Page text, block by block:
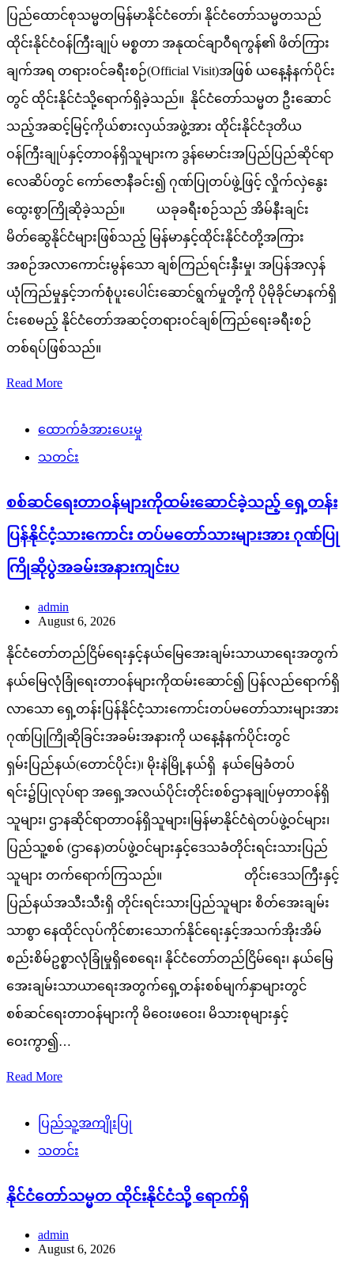
ပြည်ထောင်စုသမ္မတမြန်မာနိုင်ငံတော်၊ နိုင်ငံတော်သမ္မတသည်
ထိုင်းနိုင်ငံဝန်ကြီးချုပ် မစ္စတာ အနုထင်ချာဝီရကွန်၏ ဖိတ်ကြား
ချက်အရ တရားဝင်ခရီးစဉ်(Official Visit)အဖြစ် ယနေ့နံနက်ပိုင်း
တွင် ထိုင်းနိုင်ငံသို့ရောက်ရှိခဲ့သည်။ နိုင်ငံတော်သမ္မတ ဦးဆောင်
သည့်အဆင့်မြင့်ကိုယ်စားလှယ်အဖွဲ့အား ထိုင်းနိုင်ငံဒုတိယ
ဝန်ကြီးချုပ်နှင့်တာဝန်ရှိသူများက ဒွန်မောင်းအပြည်ပြည်ဆိုင်ရာ
လေဆိပ်တွင် ကော်ဇောနီခင်း၍ ဂုဏ်ပြုတပ်ဖွဲ့ဖြင့် လှိုက်လှဲနွေး
ထွေးစွာကြိုဆိုခဲ့သည်။ ယခုခရီးစဉ်သည် အိမ်နီးချင်း
မိတ်ဆွေနိုင်ငံများဖြစ်သည့် မြန်မာနှင့်ထိုင်းနိုင်ငံတို့အကြား
အစဉ်အလာကောင်းမွန်သော ချစ်ကြည်ရင်းနှီးမှု၊ အပြန်အလှန်
ယုံကြည်မှုနှင့်ဘက်စုံပူးပေါင်းဆောင်ရွက်မှုတို့ကို ပိုမိုခိုင်မာနက်ရှိ
င်းစေမည့် နိုင်ငံတော်အဆင့်တရားဝင်ချစ်ကြည်ရေးခရီးစဉ်
တစ်ရပ်ဖြစ်သည်။
Read More
ထောက်ခံအားပေးမှု
သတင်း
စစ်ဆင်ရေးတာဝန်များကိုထမ်းဆောင်ခဲ့သည့် ရှေ့တန်း
ပြန်နိုင်ငံ့သားကောင်း တပ်မတော်သားများအား ဂုဏ်ပြု
ကြိုဆိုပွဲအခမ်းအနားကျင်းပ
admin
August 6, 2026
နိုင်ငံတော်တည်ငြိမ်ရေးနှင့်နယ်မြေအေးချမ်းသာယာရေးအတွက်
နယ်မြေလုံခြုံရေးတာဝန်များကိုထမ်းဆောင်၍ ပြန်လည်ရောက်ရှိ
လာသော ရှေ့တန်းပြန်နိုင်ငံ့သားကောင်းတပ်မတော်သားများအား
ဂုဏ်ပြုကြိုဆိုခြင်းအခမ်းအနားကို ယနေ့နံနက်ပိုင်းတွင်
ရှမ်းပြည်နယ်(တောင်ပိုင်း)၊ မိုးနဲမြို့နယ်ရှိ နယ်မြေခံတပ်
ရင်း၌ပြုလုပ်ရာ အရှေ့အလယ်ပိုင်းတိုင်းစစ်ဌာနချုပ်မှတာဝန်ရှိ
သူများ၊ ဌာနဆိုင်ရာတာဝန်ရှိသူများ၊မြန်မာနိုင်ငံရဲတပ်ဖွဲ့ဝင်များ၊
ပြည်သူ့စစ် (ဌာနေ)တပ်ဖွဲ့ဝင်များနှင့်ဒေသခံတိုင်းရင်းသားပြည်
သူများ တက်ရောက်ကြသည်။ တိုင်းဒေသကြီးနှင့်
ပြည်နယ်အသီးသီးရှိ တိုင်းရင်းသားပြည်သူများ စိတ်အေးချမ်း
သာစွာ နေထိုင်လုပ်ကိုင်စားသောက်နိုင်ရေးနှင့်အသက်အိုးအိမ်
စည်းစိမ်ဥစ္စာလုံခြုံမှုရှိစေရေး၊ နိုင်ငံတော်တည်ငြိမ်ရေး၊ နယ်မြေ
အေးချမ်းသာယာရေးအတွက်ရှေ့တန်းစစ်မျက်နှာများတွင်
စစ်ဆင်ရေးတာဝန်များကို မိဝေးဖဝေး၊ မိသားစုများနှင့်
ဝေးကွာ၍…
Read More
ပြည်သူ့အကျိုးပြု
သတင်း
နိုင်ငံတော်သမ္မတ ထိုင်းနိုင်ငံသို့ ရောက်ရှိ
admin
August 6, 2026